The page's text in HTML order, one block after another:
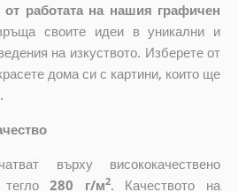
от работата на нашия графичен
своите идеи в уникални и
на изкуството. Изберете от
дома си с картини, които ще
върху висококачествено
тегло280 г/м2. Качеството на